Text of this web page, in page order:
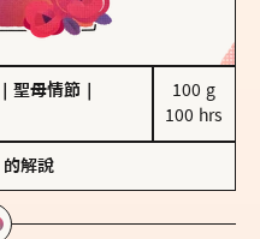
聖母情節
100 g
100 hrs
的解說